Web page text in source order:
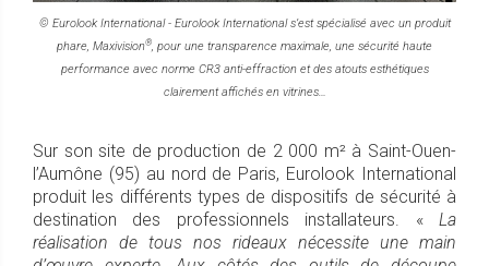
© Eurolook International - Eurolook International s’est spécialisé avec un produit
phare, Maxivision®, pour une transparence maximale, une sécurité haute
performance avec norme CR3 anti-effraction et des atouts esthétiques
clairement affichés en vitrines…
Sur son site de production de 2 000 m² à Saint-Ouen-
l’Aumône (95) au nord de Paris, Eurolook International
produit les différents types de dispositifs de sécurité à
destination des professionnels installateurs. «La
réalisation de tous nos rideaux nécessite une main